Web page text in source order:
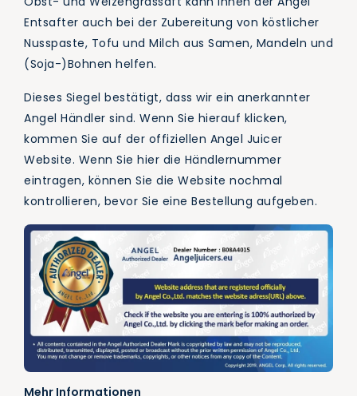
Entsafter auch bei der Zubereitung von köstlicher
Nusspaste, Tofu und Milch aus Samen, Mandeln und
(Soja-)Bohnen helfen.
Dieses Siegel bestätigt, dass wir ein anerkannter
Angel Händler sind. Wenn Sie hierauf klicken,
kommen Sie auf der offiziellen Angel Juicer
Website. Wenn Sie hier die Händlernummer
eintragen, können Sie die Website nochmal
kontrollieren, bevor Sie eine Bestellung aufgeben.
Mehr Informationen